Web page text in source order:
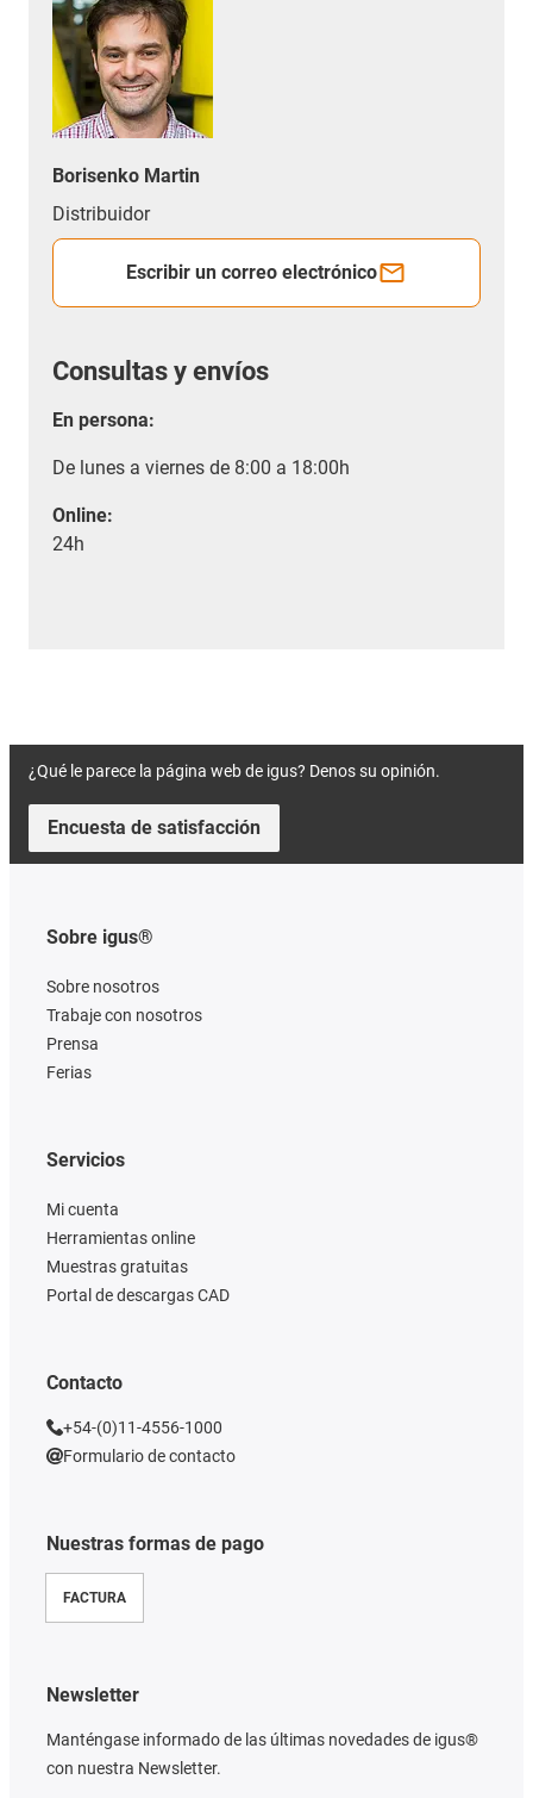
Borisenko Martin
Distribuidor
Escribir un correo electrónico
Consultas y envíos
En persona:
De lunes a viernes de 8:00 a 18:00h
Online:
24h
¿Qué le parece la página web de igus? Denos su opinión.
Encuesta de satisfacción
Sobre igus®
Sobre nosotros
Trabaje con nosotros
Prensa
Ferias
Nuestras formas de pago
FACTURA
Servicios
Mi cuenta
Herramientas online
Muestras gratuitas
Portal de descargas CAD
Contacto
+54-(0)11-4556-1000
Formulario de contacto
Newsletter
Manténgase informado de las últimas novedades de igus®
con nuestra Newsletter.